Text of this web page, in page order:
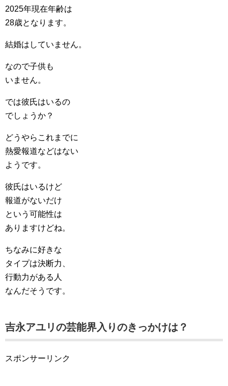
2025年現在年齢は
28歳となります。
結婚はしていません。
なので子供も
いません。
では彼氏はいるの
でしょうか？
どうやらこれまでに
熱愛報道などはない
ようです。
彼氏はいるけど
報道がないだけ
という可能性は
ありますけどね。
ちなみに好きな
タイプは決断力、
行動力がある人
なんだそうです。
吉永アユリの芸能界入りのきっかけは？
スポンサーリンク